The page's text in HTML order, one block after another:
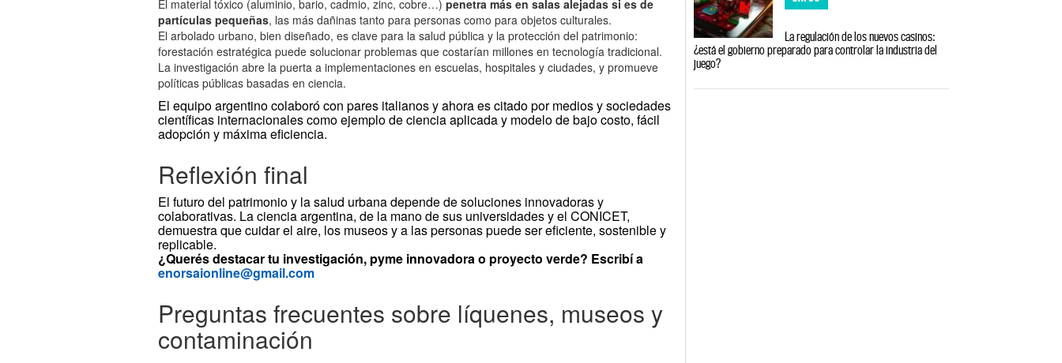
El material tóxico (aluminio, bario, cadmio, zinc, cobre…)penetra más en salas alejadas si es de
partículas pequeñas, las más dañinas tanto para personas como para objetos culturales.
El arbolado urbano, bien diseñado, es clave para la salud pública y la protección del patrimonio:
forestación estratégica puede solucionar problemas que costarían millones en tecnología tradicional.
La investigación abre la puerta a implementaciones en escuelas, hospitales y ciudades, y promueve
políticas públicas basadas en ciencia.
El equipo argentino colaboró con pares italianos y ahora es citado por medios y sociedades
científicas internacionales como ejemplo de ciencia aplicada y modelo de bajo costo, fácil
adopción y máxima eficiencia.
Reflexión final
El futuro del patrimonio y la salud urbana depende de soluciones innovadoras y
colaborativas. La ciencia argentina, de la mano de sus universidades y el CONICET,
demuestra que cuidar el aire, los museos y a las personas puede ser eficiente, sostenible y
replicable.
¿Querés destacar tu investigación, pyme innovadora o proyecto verde? Escribí a
enorsaionline@gmail.com
Preguntas frecuentes sobre líquenes, museos y
contaminación
La regulación de los nuevos casinos:
¿está el gobierno preparado para controlar la industria del
juego?